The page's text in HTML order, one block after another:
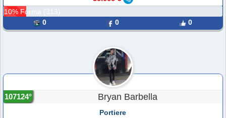
10% Forma (313)
0
0 0
Bryan Barbella
107124°
Portiere